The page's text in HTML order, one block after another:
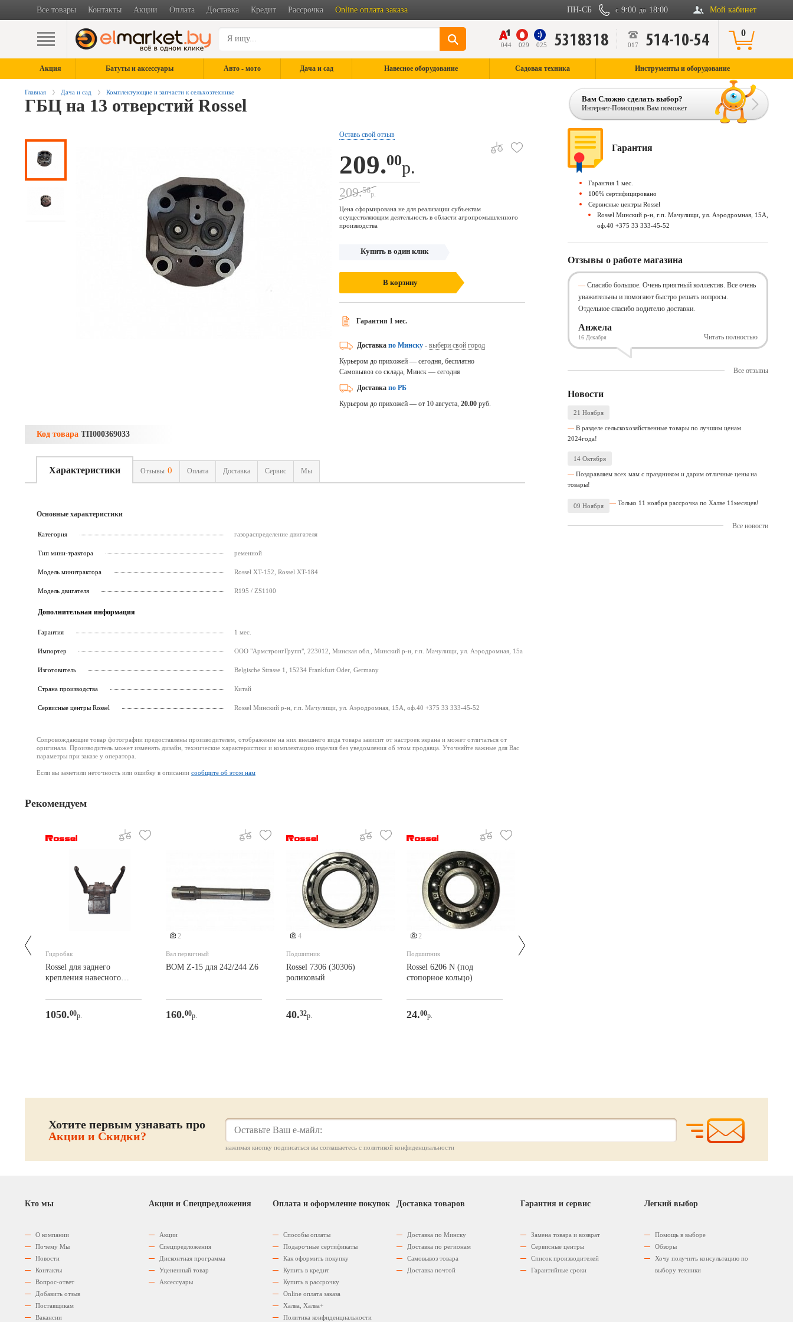
Все товары Контакты Акции Оплата Доставка Кредит Рассрочка Online оплата заказа Мой кабинет
с 9:00 до 18:00
ПН-СБ
044 029 025 5318318 017 514-10-54 0
Акция Батуты и аксессуары Авто - мото Дача и сад Навесное оборудование Садовая техника Инструменты и оборудование
Главная Дача и сад Комплектующие и запчасти к сельхозтехнике
ГБЦ на 13 отверстий Rossel Вам Сложно сделать выбор?
Интернет-Помощник Вам поможет
Оставь свой отзыв
209.00р.
209.56р.
Цена сформирована не для реализации субъектам
осуществляющим деятельность в области агропромышленного
производства
Купить в один клик
В корзину
Гарантия 1 мес.
Доставка по Минску- выбери свой город
Курьером до прихожей — сегодня, бесплатно
Самовывоз со склада, Минск — сегодня
Доставка по РБ
Курьером до прихожей — от 10 августа, 20.00 руб.
Код товара ТП000369033
Характеристики Отзывы 0 Оплата Доставка Сервис Мы
Основные характеристики
Категория газораспределение двигателя
Тип мини-трактора ременной
Модель минитрактора Rossel XT-152, Rossel XT-184
Модель двигателя R195 / ZS1100
Дополнительная информация
Гарантия 1 мес.
Импортер ООО "АрмстронгГрупп", 223012, Минская обл., Минский р-н, г.п. Мачулищи, ул. Аэродромная, 15а
Изготовитель Belgische Strasse 1, 15234 Frankfurt Oder, Germany
Страна производства Китай
Cервисные центры Rossel Rossel Минский р-н, г.п. Мачулищи, ул. Аэродромная, 15А, оф.40 +375 33 333-45-52
Сопровождающие товар фотографии предоставлены производителем, отображение на них внешнего вида товара зависит от настроек экрана и может отличаться от
оригинала. Производитель может изменять дизайн, технические характеристики и комплектацию изделия без уведомления об этом продавца. Уточняйте важные для Вас
параметры при заказе у оператора.
Если вы заметили неточность или ошибку в описании сообщите об этом нам
Рекомендуем
Гидробак
Rossel для заднего
крепления навесного
1050.00р.
2
Вал первичный
ВОМ Z-15 для 242/244 Z6
160.00р.
4
Подшипник
Rossel 7306 (30306)
роликовый
40.32р.
2
Подшипник
Rossel 6206 N (под
стопорное кольцо)
24.00р.
Гарантия
Гарантия 1 мес.
100% сертифицировано
Сервисные центры Rossel
Rossel Минский р-н, г.п. Мачулищи, ул. Аэродромная, 15А,
оф.40 +375 33 333-45-52
Отзывы о работе магазина
Спасибо большое. Очень приятный коллектив. Все очень
уважительны и помогают быстро решать вопросы.
Отдельное спасибо водителю доставки.
Анжела
16 Декабря Читать полностью
Все отзывы
Новости
21 Ноября
В разделе сельскохозяйственные товары по лучшим ценам
2024года!
14 Октября
Поздравляем всех мам с праздником и дарим отличные цены на
товары!
09 Ноября Только 11 ноября рассрочка по Халве 11месяцев!
Все новости
Хотите первым узнавать про
Акции и Скидки?
нажимая кнопку подписаться вы соглашаетесь с политикой конфиденциальности
Кто мы
О компании
Почему Мы
Новости
Контакты
Вопрос-ответ
Добавить отзыв
Поставщикам
Вакансии
Акции и Спецпредложения
Акции
Спецпредложения
Дисконтная программа
Уцененный товар
Аксессуары
Оплата и оформление покупок
Способы оплаты
Подарочные сертификаты
Как оформить покупку
Купить в кредит
Купить в рассрочку
Оnline оплата заказа
Халва, Халва+
Политика конфиденциальности
Доставка товаров
Доставка по Минску
Доставка по регионам
Самовывоз товара
Доставка почтой
Гарантия и сервис
Замена товара и возврат
Сервисные центры
Список производителей
Гарантийные сроки
Легкий выбор
Помощь в выборе
Обзоры
Хочу получить консультацию по
выбору техники